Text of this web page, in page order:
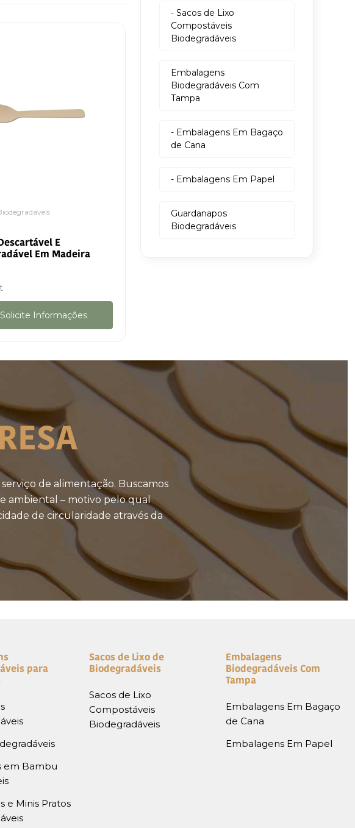
E
Em Madeira
Solicite Informações
- Sacos de Lixo
Compostáveis
Biodegradáveis
Embalagens
Biodegradáveis Com
Tampa
- Embalagens Em Bagaço
de Cana
- Embalagens Em Papel
Guardanapos
Biodegradáveis
de alimentação. Buscamos
ambiental – motivo pelo qual
de circularidade através da
para
em Bambu
e Minis Pratos
Sacos de Lixo de
Biodegradáveis
Sacos de Lixo
Compostáveis
Biodegradáveis
Embalagens
Biodegradáveis Com
Tampa
Embalagens Em Bagaço
de Cana
Embalagens Em Papel